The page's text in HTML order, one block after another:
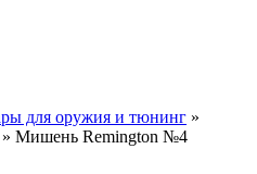
для оружия и тюнинг »
» Мишень Remington №4